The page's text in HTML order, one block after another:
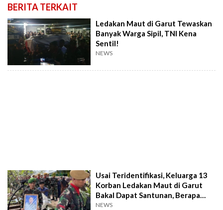
BERITA TERKAIT
Ledakan Maut di Garut Tewaskan
Banyak Warga Sipil, TNI Kena
Sentil!
NEWS
Usai Teridentifikasi, Keluarga 13
Korban Ledakan Maut di Garut
Bakal Dapat Santunan, Berapa
Banyak?
NEWS